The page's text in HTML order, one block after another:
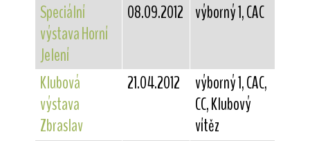
Speciální
výstava Horní
Jelení
08.09.2012 výborný 1, CAC
Klubová
výstava
Zbraslav
21.04.2012
výborný 1, CAC,
CC, Klubový
vítěz